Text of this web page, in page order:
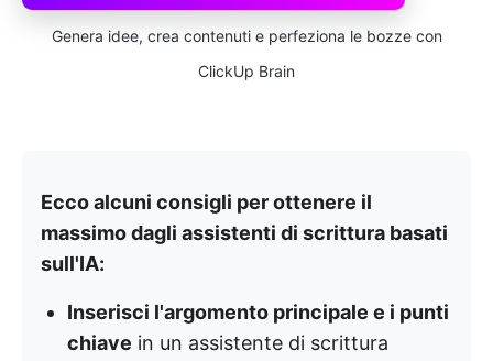
Genera idee, crea contenuti e perfeziona le bozze con
ClickUp Brain
Ecco alcuni consigli per ottenere il
massimo dagli assistenti di scrittura basati
sull'IA:
Inserisci l'argomento principale e i punti
chiave in un assistente di scrittura